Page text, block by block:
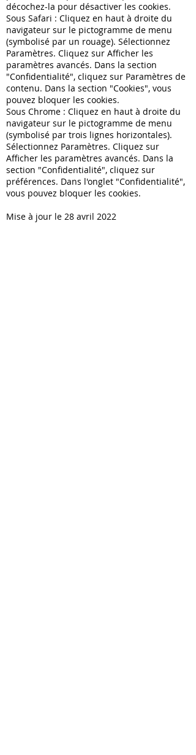
décochez-la pour désactiver les cookies.
Sous Safari : Cliquez en haut à droite du
navigateur sur le pictogramme de menu
(symbolisé par un rouage). Sélectionnez
Paramètres. Cliquez sur Afficher les
paramètres avancés. Dans la section
"Confidentialité", cliquez sur Paramètres de
contenu. Dans la section "Cookies", vous
pouvez bloquer les cookies.
Sous Chrome : Cliquez en haut à droite du
navigateur sur le pictogramme de menu
(symbolisé par trois lignes horizontales).
Sélectionnez Paramètres. Cliquez sur
Afficher les paramètres avancés. Dans la
section "Confidentialité", cliquez sur
préférences. Dans l'onglet "Confidentialité",
vous pouvez bloquer les cookies.
Mise à jour le 28 avril 2022